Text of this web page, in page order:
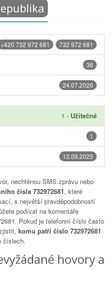
732 972 681
+420 732 972 681
36
24.07.2026
1 - Užitečné
1
12.09.2025
nechtěnou SMS zprávu nebo
čísla 732972681, které
s největší pravděpodobností
podívat na komentáře
. Pokud je telefonní číslo často
komu patří číslo 732972681
číslech.
hovory a